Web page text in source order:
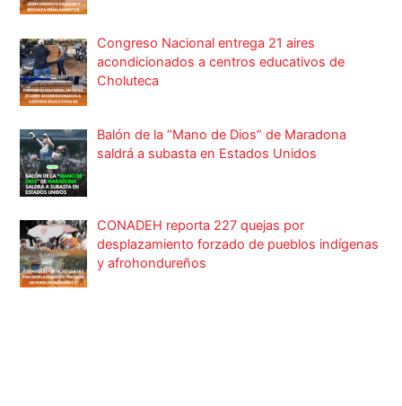
Congreso Nacional entrega 21 aires
acondicionados a centros educativos de
Choluteca
Balón de la “Mano de Dios” de Maradona
saldrá a subasta en Estados Unidos
CONADEH reporta 227 quejas por
desplazamiento forzado de pueblos indígenas
y afrohondureños